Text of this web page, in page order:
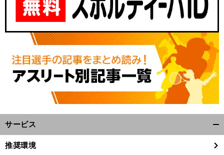
サービス
閉
推奨環境